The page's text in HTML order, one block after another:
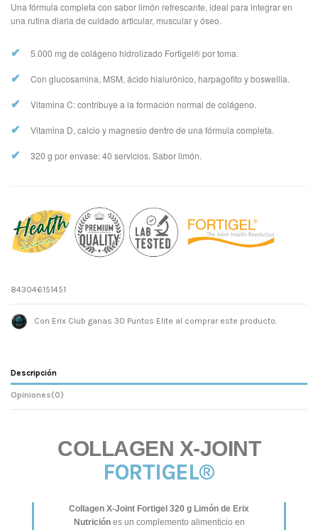
Una fórmula completa con sabor limón refrescante, ideal para integrar en
una rutina diaria de cuidado articular, muscular y óseo.
✔ 5.000 mg de colágeno hidrolizado Fortigel® por toma.
✔ Con glucosamina, MSM, ácido hialurónico, harpagofito y boswellia.
✔ Vitamina C: contribuye a la formación normal de colágeno.
✔ Vitamina D, calcio y magnesio dentro de una fórmula completa.
✔ 320 g por envase: 40 servicios. Sabor limón.
843046151451
Con Erix Club ganas 30 Puntos Elite al comprar este producto.
Descripción
Opiniones(0)
COLLAGEN X-JOINT
FORTIGEL®
Collagen X-Joint Fortigel 320 g Limón de Erix
Nutriciónes un complemento alimenticio en